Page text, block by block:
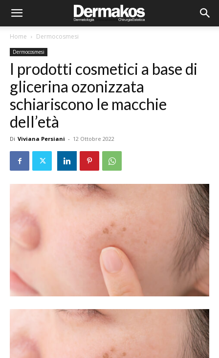
Home Dermocosmesi
Dermocosmesi
I prodotti cosmetici a base di
glicerina ozonizzata
schiariscono le macchie
dell’età
Di Viviana Persiani - 12 Ottobre 2022